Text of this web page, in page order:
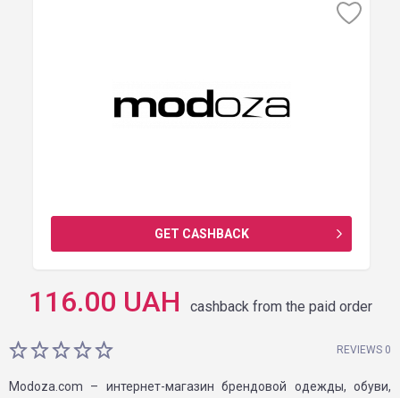
GET CASHBACK
116.00 UAH cashback from the paid order
REVIEWS 0
Modoza.com – интернет-магазин брендовой одежды, обуви,